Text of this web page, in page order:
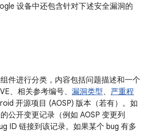
设备中还包含针对下述安全漏洞的
件进行分类，内容包括问题描述和一个
、相关参考编号、 漏洞类型、 严重程
开源项目 (AOSP) 版本（若有）。如
公开变更记录（例如 AOSP 变更列
ID 链接到该记录。如果某个 bug 有多